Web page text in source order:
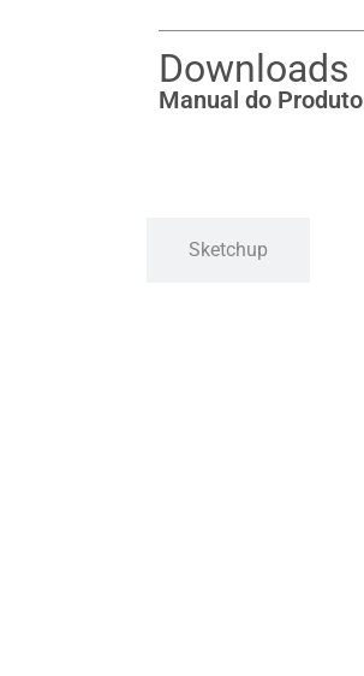
Downloads
Manual do Produto
Sketchup